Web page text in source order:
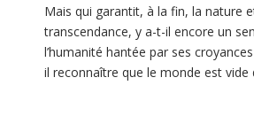
Mais qui garantit, à la fin, la nature
transcendance, y a-t-il encore un
l’humanité hantée par ses
il reconnaître que le monde est vide